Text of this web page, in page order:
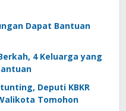
Dapat Bantuan
4 Keluarga yang
Deputi KBKR
Tomohon